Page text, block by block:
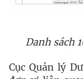
Danh sách
Cục Quản lý